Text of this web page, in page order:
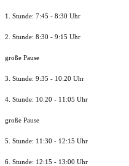
1. Stunde: 7:45 - 8:30 Uhr
2. Stunde: 8:30 - 9:15 Uhr
große Pause
3. Stunde: 9:35 - 10:20 Uhr
4. Stunde: 10:20 - 11:05 Uhr
große Pause
5. Stunde: 11:30 - 12:15 Uhr
6. Stunde: 12:15 - 13:00 Uhr